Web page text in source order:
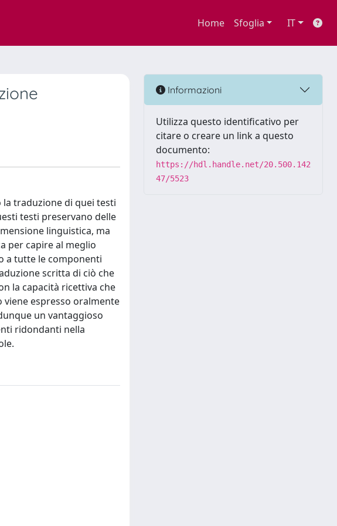
Home Sfoglia IT
la traduzione di quei testi
testi preservano delle
linguistica, ma
per capire al meglio
a tutte le componenti
scritta di ciò che
la capacità ricettiva che
espresso oralmente
un vantaggioso
ridondanti nella
Informazioni
Utilizza questo identificativo per
citare o creare un link a questo
documento:
https://hdl.handle.net/20.500.142
47/5523